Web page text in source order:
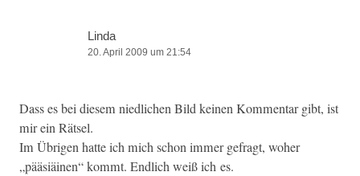
Linda
20. April 2009 um 21:54
Dass es bei diesem niedlichen Bild keinen Kom­men­tar gibt, ist
mir ein Rätsel.
Im Übri­gen hat­te ich mich schon immer gefragt, woher
„pääsiäi­nen“ kommt. Endlich weiß ich es.